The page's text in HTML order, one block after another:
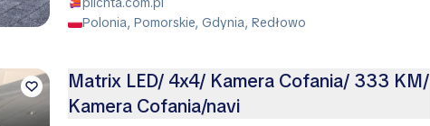
Polonia, Pomorskie, Gdynia, Redłowo
Matrix LED/ 4x4/ Kamera Cofania/ 333 KM/
Kamera Cofania/navi